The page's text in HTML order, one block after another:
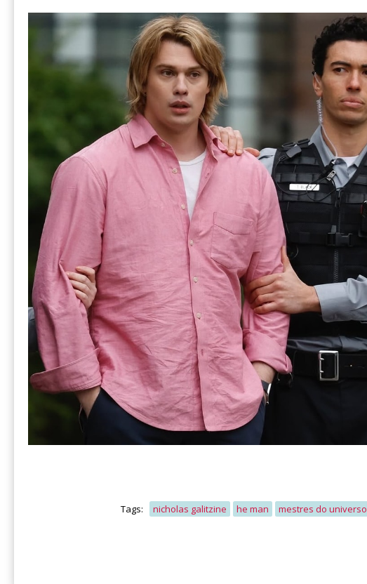
Tags: nicholas galitzine he man mestres do universo